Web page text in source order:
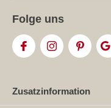
Folge uns
Zusatzinformation